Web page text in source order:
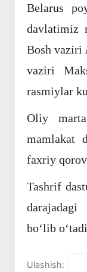
Belarus
davlatimiz
Bosh vaziri
vaziri
rasmiylar
Oliy
mamlakat
faxriy
Tashrif
boʻlib
Ulashish: